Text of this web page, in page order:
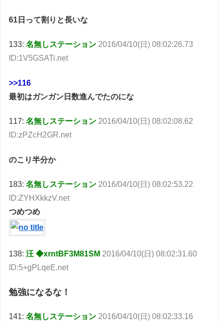
61日って割りと長いな
133:名無しステーション2016/04/10(日) 08:02:26.73
ID:1V5GSATi.net
>>116
最初はガンガン日数進んでたのにな
117:名無しステーション 2016/04/10(日) 08:02:08.62
ID:zPZcH2GR.net
のこり半分か
183:名無しステーション 2016/04/10(日) 08:02:53.22
ID:ZYHXkkzV.net
つめつめ
138:汪 ◆xrntBF3M81SM2016/04/10(日) 08:02:31.60
ID:5+gPLqeE.net
勉強になるな！
141:名無しステーション 2016/04/10(日) 08:02:33.16